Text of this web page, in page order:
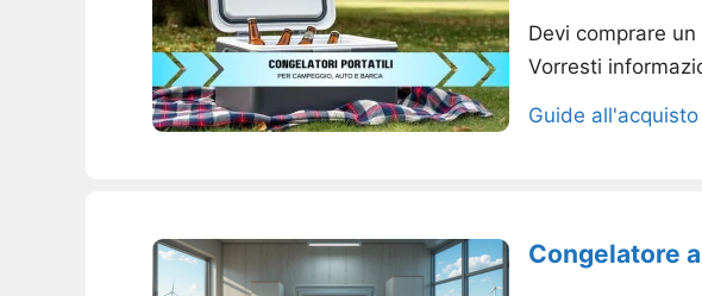
Devi comprare
Vorresti
Guide all'acquisto
Congelatore